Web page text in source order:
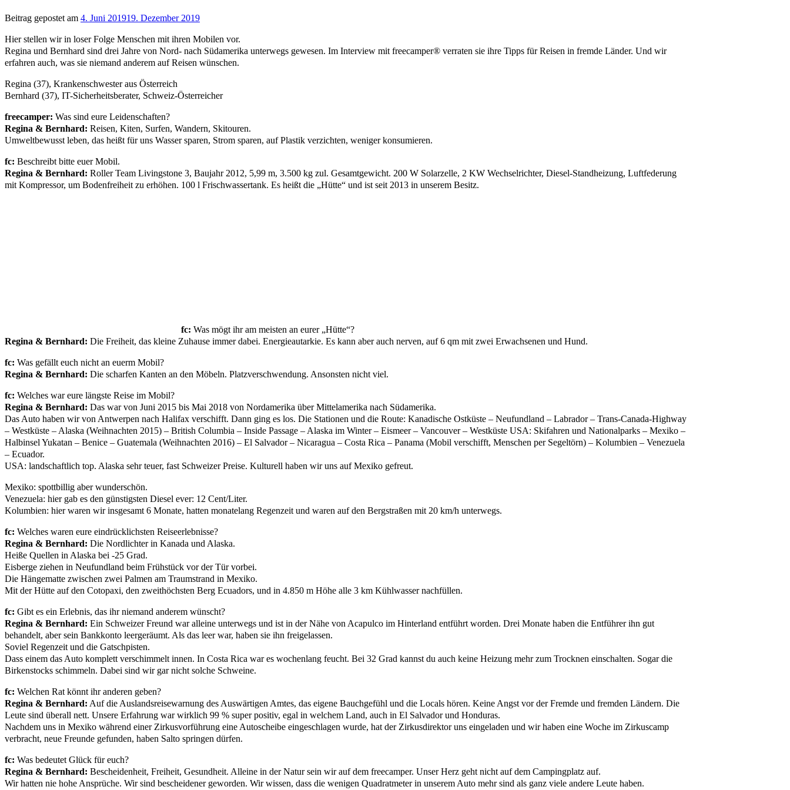
Beitrag gepostet am 4. Juni 201919. Dezember 2019
Hier stellen wir in loser Folge Menschen mit ihren Mobilen vor.
Regina und Bernhard sind drei Jahre von Nord- nach Südamerika unterwegs gewesen. Im Interview mit freecamper® verraten sie ihre Tipps für Reisen in fremde Länder. Und wir
erfahren auch, was sie niemand anderem auf Reisen wünschen.
Regina (37), Krankenschwester aus Österreich
Bernhard (37), IT-Sicherheitsberater, Schweiz-Österreicher
freecamper: Was sind eure Leidenschaften?
Regina & Bernhard: Reisen, Kiten, Surfen, Wandern, Skitouren.
Umweltbewusst leben, das heißt für uns Wasser sparen, Strom sparen, auf Plastik verzichten, weniger konsumieren.
fc: Beschreibt bitte euer Mobil.
Regina & Bernhard: Roller Team Livingstone 3, Baujahr 2012, 5,99 m, 3.500 kg zul. Gesamtgewicht. 200 W Solarzelle, 2 KW Wechselrichter, Diesel-Standheizung, Luftfederung
mit Kompressor, um Bodenfreiheit zu erhöhen. 100 l Frischwassertank. Es heißt die „Hütte“ und ist seit 2013 in unserem Besitz.
fc: Was mögt ihr am meisten an eurer „Hütte“?
Regina & Bernhard: Die Freiheit, das kleine Zuhause immer dabei. Energieautarkie. Es kann aber auch nerven, auf 6 qm mit zwei Erwachsenen und Hund.
fc: Was gefällt euch nicht an euerm Mobil?
Regina & Bernhard: Die scharfen Kanten an den Möbeln. Platzverschwendung. Ansonsten nicht viel.
fc: Welches war eure längste Reise im Mobil?
Regina & Bernhard: Das war von Juni 2015 bis Mai 2018 von Nordamerika über Mittelamerika nach Südamerika.
Das Auto haben wir von Antwerpen nach Halifax verschifft. Dann ging es los. Die Stationen und die Route: Kanadische Ostküste – Neufundland – Labrador – Trans-Canada-Highway
– Westküste – Alaska (Weihnachten 2015) – British Columbia – Inside Passage – Alaska im Winter – Eismeer – Vancouver – Westküste USA: Skifahren und Nationalparks – Mexiko –
Halbinsel Yukatan – Benice – Guatemala (Weihnachten 2016) – El Salvador – Nicaragua – Costa Rica – Panama (Mobil verschifft, Menschen per Segeltörn) – Kolumbien – Venezuela
– Ecuador.
USA: landschaftlich top. Alaska sehr teuer, fast Schweizer Preise. Kulturell haben wir uns auf Mexiko gefreut.
Mexiko: spottbillig aber wunderschön.
Venezuela: hier gab es den günstigsten Diesel ever: 12 Cent/Liter.
Kolumbien: hier waren wir insgesamt 6 Monate, hatten monatelang Regenzeit und waren auf den Bergstraßen mit 20 km/h unterwegs.
fc: Welches waren eure eindrücklichsten Reiseerlebnisse?
Regina & Bernhard: Die Nordlichter in Kanada und Alaska.
Heiße Quellen in Alaska bei -25 Grad.
Eisberge ziehen in Neufundland beim Frühstück vor der Tür vorbei.
Die Hängematte zwischen zwei Palmen am Traumstrand in Mexiko.
Mit der Hütte auf den Cotopaxi, den zweithöchsten Berg Ecuadors, und in 4.850 m Höhe alle 3 km Kühlwasser nachfüllen.
fc: Gibt es ein Erlebnis, das ihr niemand anderem wünscht?
Regina & Bernhard: Ein Schweizer Freund war alleine unterwegs und ist in der Nähe von Acapulco im Hinterland entführt worden. Drei Monate haben die Entführer ihn gut
behandelt, aber sein Bankkonto leergeräumt. Als das leer war, haben sie ihn freigelassen.
Soviel Regenzeit und die Gatschpisten.
Dass einem das Auto komplett verschimmelt innen. In Costa Rica war es wochenlang feucht. Bei 32 Grad kannst du auch keine Heizung mehr zum Trocknen einschalten. Sogar die
Birkenstocks schimmeln. Dabei sind wir gar nicht solche Schweine.
fc: Welchen Rat könnt ihr anderen geben?
Regina & Bernhard: Auf die Auslandsreisewarnung des Auswärtigen Amtes, das eigene Bauchgefühl und die Locals hören. Keine Angst vor der Fremde und fremden Ländern. Die
Leute sind überall nett. Unsere Erfahrung war wirklich 99 % super positiv, egal in welchem Land, auch in El Salvador und Honduras.
Nachdem uns in Mexiko während einer Zirkusvorführung eine Autoscheibe eingeschlagen wurde, hat der Zirkusdirektor uns eingeladen und wir haben eine Woche im Zirkuscamp
verbracht, neue Freunde gefunden, haben Salto springen dürfen.
fc: Was bedeutet Glück für euch?
Regina & Bernhard: Bescheidenheit, Freiheit, Gesundheit. Alleine in der Natur sein wir auf dem freecamper. Unser Herz geht nicht auf dem Campingplatz auf.
Wir hatten nie hohe Ansprüche. Wir sind bescheidener geworden. Wir wissen, dass die wenigen Quadratmeter in unserem Auto mehr sind als ganz viele andere Leute haben.